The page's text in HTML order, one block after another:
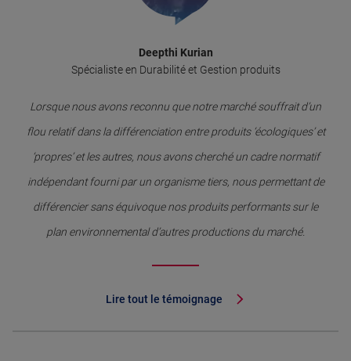
Deepthi Kurian
Spécialiste en Durabilité et Gestion produits
Lorsque nous avons reconnu que notre marché souffrait d’un
flou relatif dans la différenciation entre produits ‘écologiques’ et
‘propres’ et les autres, nous avons cherché un cadre normatif
indépendant fourni par un organisme tiers, nous permettant de
différencier sans équivoque nos produits performants sur le
plan environnemental d’autres productions du marché.
Lire tout le témoignage